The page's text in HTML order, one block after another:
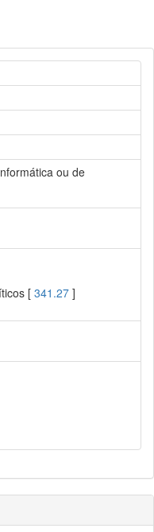
ou de
[341.27 ]